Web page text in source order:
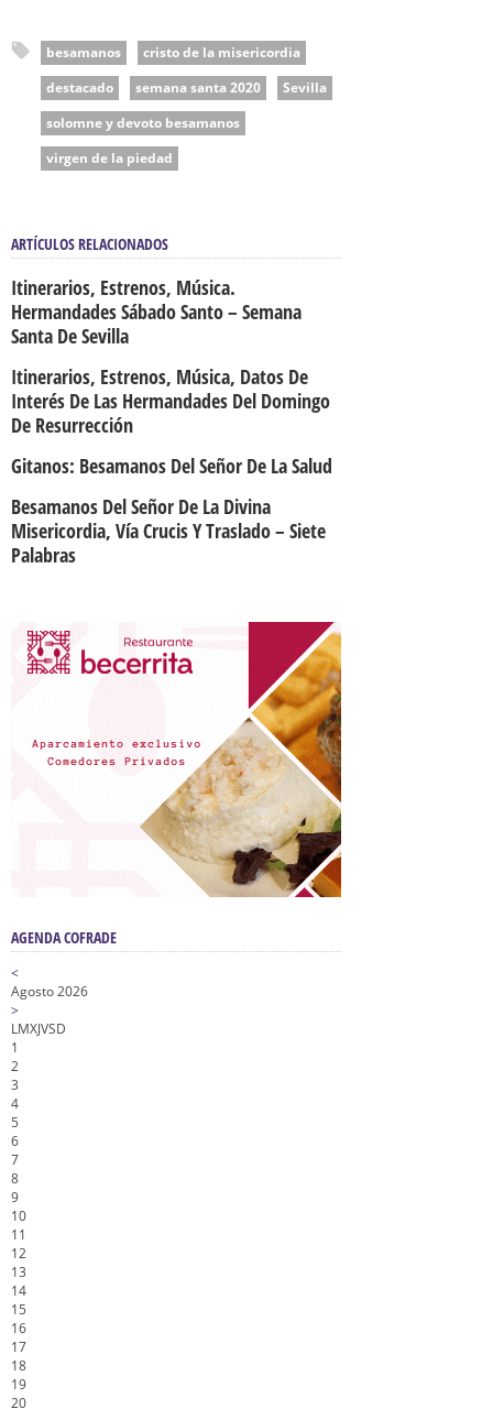
besamanos
cristo de la misericordia
destacado
semana santa 2020
Sevilla
solomne y devoto besamanos
virgen de la piedad
ARTÍCULOS RELACIONADOS
Itinerarios, Estrenos, Música.
Hermandades Sábado Santo – Semana
Santa De Sevilla
Itinerarios, Estrenos, Música, Datos De
Interés De Las Hermandades Del Domingo
De Resurrección
Gitanos: Besamanos Del Señor De La Salud
Besamanos Del Señor De La Divina
Misericordia, Vía Crucis Y Traslado – Siete
Palabras
AGENDA COFRADE
<
Agosto 2026
>
LMXJVSD
1
2
3
4
5
6
7
8
9
10
11
12
13
14
15
16
17
18
19
20